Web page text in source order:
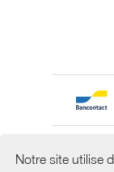
Notre site utilise